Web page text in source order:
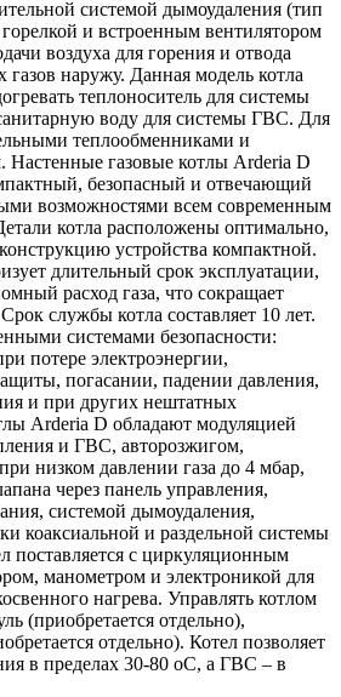
системой дымоудаления (тип
и встроенным вентилятором
воздуха для горения и отвода
наружу. Данная модель котла
теплоноситель для системы
воду для системы ГВС. Для
теплообменниками и
Настенные газовые котлы Arderia D
безопасный и отвечающий
возможностями всем современным
котла расположены оптимально,
устройства компактной.
длительный срок эксплуатации,
расход газа, что сокращает
службы котла составляет 10 лет.
системами безопасности:
потере электроэнергии,
погасании, падении давления,
и при других нештатных
Arderia D обладают модуляцией
и ГВС, авторозжигом,
низком давлении газа до 4 мбар,
через панель управления,
системой дымоудаления,
коаксиальной и раздельной системы
поставляется с циркуляционным
манометром и электроникой для
нагрева. Управлять котлом
(приобретается отдельно),
отдельно). Котел позволяет
в пределах 30-80 оС, а ГВС – в